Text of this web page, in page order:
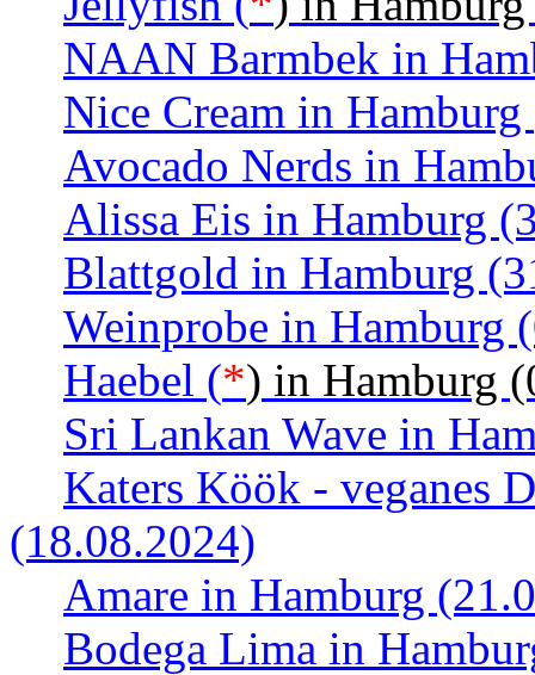
NAAN Barmbek in
Nice Cream in
Avocado Nerds in
Alissa Eis in Hamburg
Blattgold in Hamburg
Weinprobe in Hamburg
Haebel (*) in Hamburg
Sri Lankan Wave in
Katers Köök - veganes
(18.08.2024)
Amare in Hamburg
Bodega Lima in